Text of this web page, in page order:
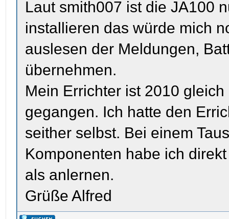
Laut smith007 ist die JA100
installieren das würde mich
auslesen der Meldungen,
übernehmen.
Mein Errichter ist 2010
gegangen. Ich hatte den
seither selbst. Bei einem
Komponenten habe ich
als anlernen.
Grüße Alfred